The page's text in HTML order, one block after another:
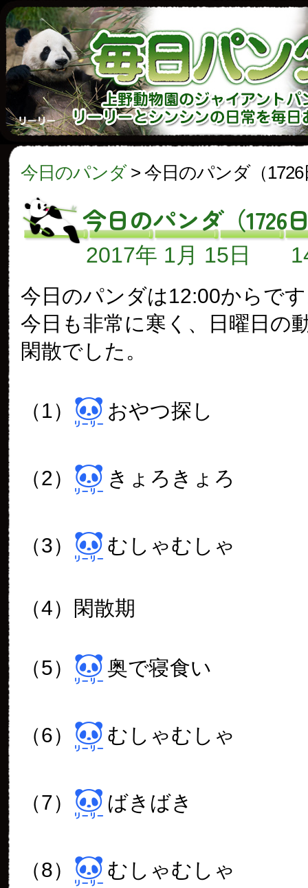
今日のパンダ> 今日のパンダ（1726
今日のパンダ（1726
2017年 1月 15日
今日のパンダは12:00からで
今日も非常に寒く、日曜日の
閑散でした。
（1） おやつ探し
（2） きょろきょろ
（3） むしゃむしゃ
（4）閑散期
（5） 奥で寝食い
（6） むしゃむしゃ
（7） ばきばき
（8） むしゃむしゃ